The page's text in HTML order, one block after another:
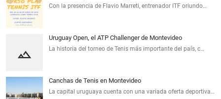
Con la presencia de Flavio Marreti, entrenador ITF oriundo…
Uruguay Open, el ATP Challenger de Montevideo
La historia del torneo de Tenis más importante del país, c…
Canchas de Tenis en Montevideo
La capital uruguaya cuenta con una variada oferta deportiva…